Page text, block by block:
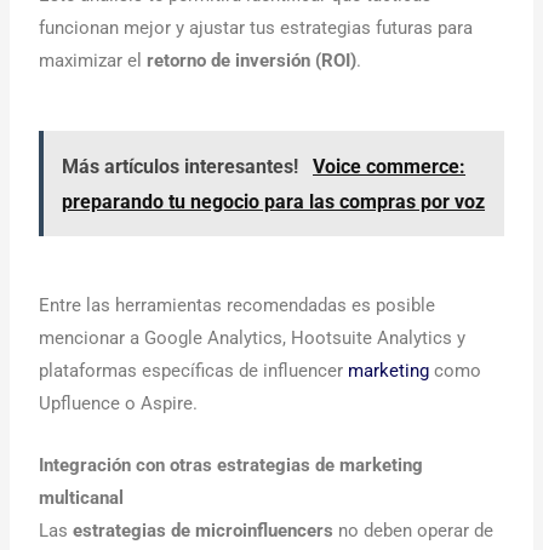
funcionan mejor y ajustar tus estrategias futuras para
maximizar elretorno de inversión (ROI).
Más artículos interesantes!
Voice commerce:
preparando tu negocio para las compras por voz
Entre las herramientas recomendadas es posible
mencionar a Google Analytics, Hootsuite Analytics y
plataformas específicas de influencer marketing como
Upfluence o Aspire.
Integración con otras estrategias de marketing
multicanal
Lasestrategias de microinfluencers no deben operar de